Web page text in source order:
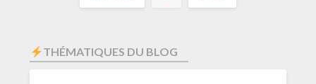
THÉMATIQUES DU BLOG